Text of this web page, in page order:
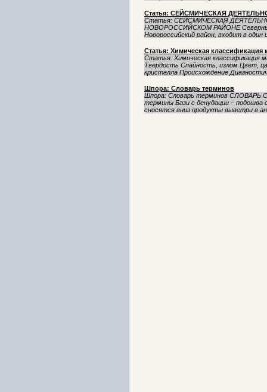
Статья: СЕЙСМИЧЕСКАЯ
Статья: СЕЙСМИЧЕСКАЯ
НОВОРОССИЙСКОМ РАЙОНЕ Северный
Новороссийский район, входит в один
Статья: Химическая классификация
Статья: Химическая классификация
Твердость Спайность, излом Цвет,
кристалла Происхождение
Шпора: Словарь терминов
Шпора: Словарь терминов
термины Бази с денудации – подошва
сносятся вниз продукты выветри в